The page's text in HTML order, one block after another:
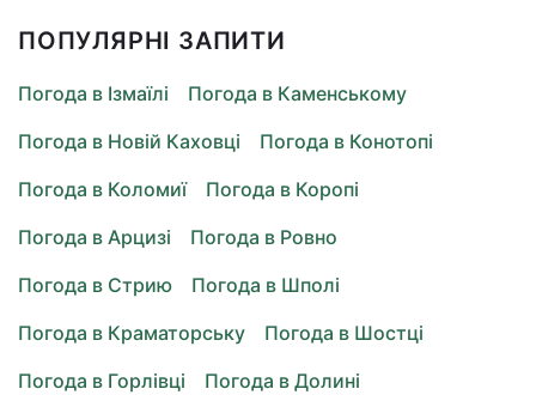
ПОПУЛЯРНІ ЗАПИТИ
Погода в Ізмаїлі
Погода в Каменському
Погода в Новій Каховці
Погода в Конотопі
Погода в Коломиї
Погода в Коропі
Погода в Арцизі
Погода в Ровно
Погода в Стрию
Погода в Шполі
Погода в Краматорську
Погода в Шостці
Погода в Горлівці
Погода в Долині